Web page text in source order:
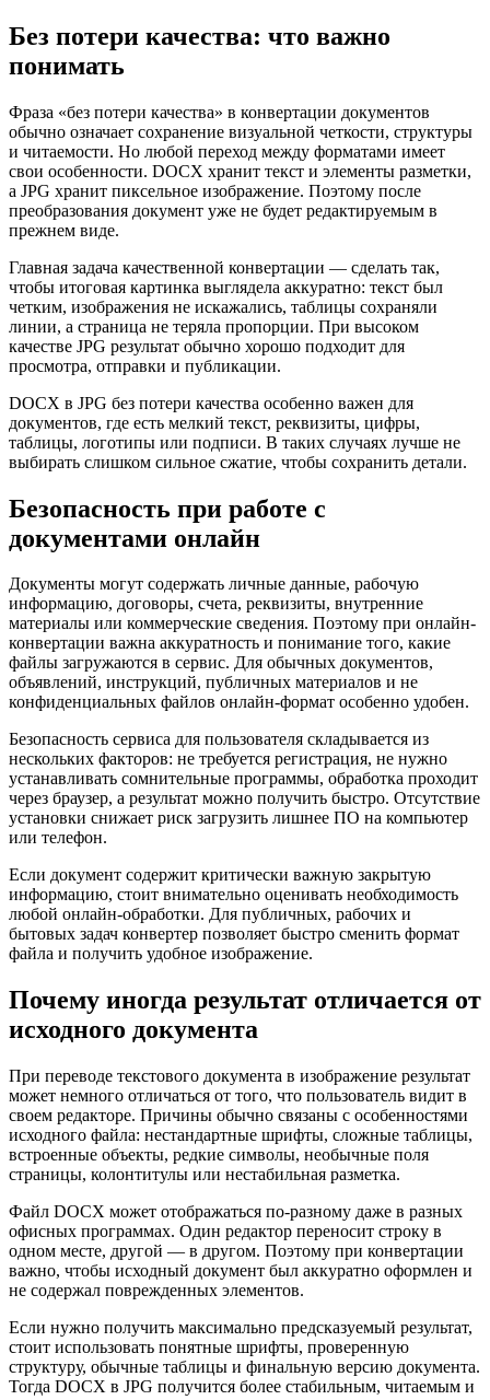
Без потери качества: что важно
понимать
Фраза «без потери качества» в конвертации документов
обычно означает сохранение визуальной четкости, структуры
и читаемости. Но любой переход между форматами имеет
свои особенности. DOCX хранит текст и элементы разметки,
а JPG хранит пиксельное изображение. Поэтому после
преобразования документ уже не будет редактируемым в
прежнем виде.
Главная задача качественной конвертации — сделать так,
чтобы итоговая картинка выглядела аккуратно: текст был
четким, изображения не искажались, таблицы сохраняли
линии, а страница не теряла пропорции. При высоком
качестве JPG результат обычно хорошо подходит для
просмотра, отправки и публикации.
DOCX в JPG без потери качества особенно важен для
документов, где есть мелкий текст, реквизиты, цифры,
таблицы, логотипы или подписи. В таких случаях лучше не
выбирать слишком сильное сжатие, чтобы сохранить детали.
Безопасность при работе с
документами онлайн
Документы могут содержать личные данные, рабочую
информацию, договоры, счета, реквизиты, внутренние
материалы или коммерческие сведения. Поэтому при онлайн-
конвертации важна аккуратность и понимание того, какие
файлы загружаются в сервис. Для обычных документов,
объявлений, инструкций, публичных материалов и не
конфиденциальных файлов онлайн-формат особенно удобен.
Безопасность сервиса для пользователя складывается из
нескольких факторов: не требуется регистрация, не нужно
устанавливать сомнительные программы, обработка проходит
через браузер, а результат можно получить быстро. Отсутствие
установки снижает риск загрузить лишнее ПО на компьютер
или телефон.
Если документ содержит критически важную закрытую
информацию, стоит внимательно оценивать необходимость
любой онлайн-обработки. Для публичных, рабочих и
бытовых задач конвертер позволяет быстро сменить формат
файла и получить удобное изображение.
Почему иногда результат отличается от
исходного документа
При переводе текстового документа в изображение результат
может немного отличаться от того, что пользователь видит в
своем редакторе. Причины обычно связаны с особенностями
исходного файла: нестандартные шрифты, сложные таблицы,
встроенные объекты, редкие символы, необычные поля
страницы, колонтитулы или нестабильная разметка.
Файл DOCX может отображаться по-разному даже в разных
офисных программах. Один редактор переносит строку в
одном месте, другой — в другом. Поэтому при конвертации
важно, чтобы исходный документ был аккуратно оформлен и
не содержал поврежденных элементов.
Если нужно получить максимально предсказуемый результат,
стоит использовать понятные шрифты, проверенную
структуру, обычные таблицы и финальную версию документа.
Тогда DOCX в JPG получится более стабильным, читаемым и